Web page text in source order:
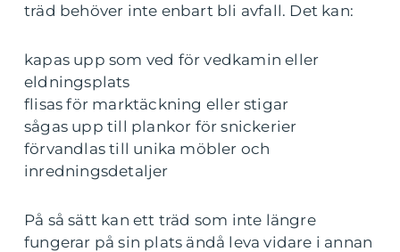
träd behöver inte enbart bli avfall. Det kan:
kapas upp som ved för vedkamin eller
eldningsplats
flisas för marktäckning eller stigar
sågas upp till plankor för snickerier
förvandlas till unika möbler och
inredningsdetaljer
På så sätt kan ett träd som inte längre
fungerar på sin plats ändå leva vidare i annan